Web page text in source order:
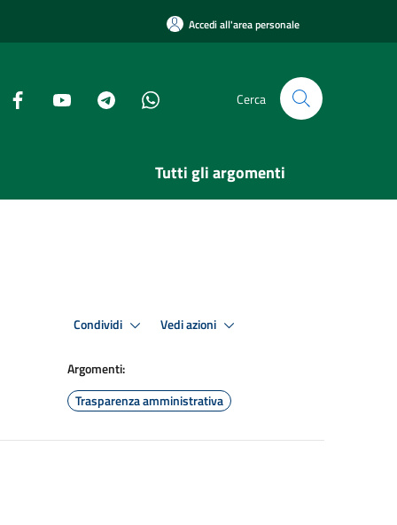
Accedi all'area personale
Cerca
Tutti gli argomenti
Condividi Vedi azioni
Argomenti:
Trasparenza amministrativa